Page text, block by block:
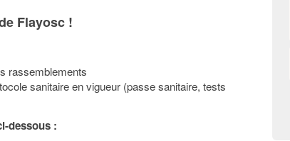
Flayosc !
rassemblements
sanitaire en vigueur (passe sanitaire, tests
dessous :